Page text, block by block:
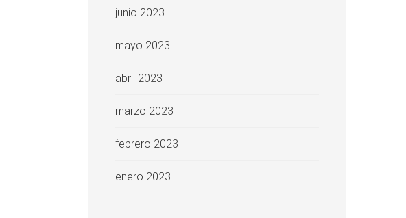
junio 2023
mayo 2023
abril 2023
marzo 2023
febrero 2023
enero 2023